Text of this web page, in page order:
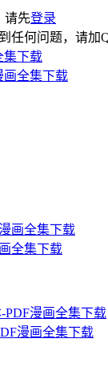
请先登录
任何问题，请加
集下载
画全集下载
全集下载
漫画全集下载